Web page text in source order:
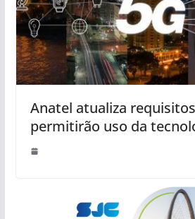
Anatel atualiza
permitirão uso da